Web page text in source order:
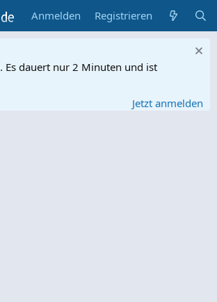
Anmelden Registrieren
. Es dauert nur 2 Minuten und ist
Jetzt anmelden